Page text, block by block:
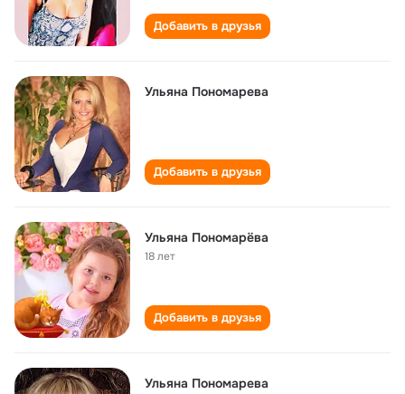
Добавить в друзья
Ульяна Пономарева
Добавить в друзья
Ульяна Пономарёва
18 лет
Добавить в друзья
Ульяна Пономарева